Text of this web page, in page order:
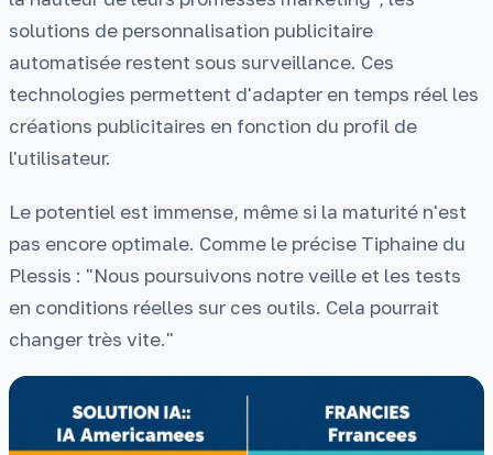
solutions de personnalisation publicitaire
automatisée restent sous surveillance. Ces
technologies permettent d'adapter en temps réel les
créations publicitaires en fonction du profil de
l'utilisateur.
Le potentiel est immense, même si la maturité n'est
pas encore optimale. Comme le précise Tiphaine du
Plessis : "Nous poursuivons notre veille et les tests
en conditions réelles sur ces outils. Cela pourrait
changer très vite."